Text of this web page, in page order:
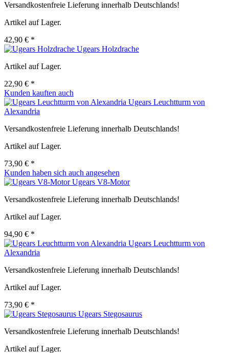
Versandkostenfreie Lieferung innerhalb Deutschlands!
Artikel auf Lager.
42,90 € *
Ugears Holzdrache
Artikel auf Lager.
22,90 € *
Kunden kauften auch
Ugears Leuchtturm von
Alexandria
Versandkostenfreie Lieferung innerhalb Deutschlands!
Artikel auf Lager.
73,90 € *
Kunden haben sich auch angesehen
Ugears V8-Motor
Versandkostenfreie Lieferung innerhalb Deutschlands!
Artikel auf Lager.
94,90 € *
Ugears Leuchtturm von
Alexandria
Versandkostenfreie Lieferung innerhalb Deutschlands!
Artikel auf Lager.
73,90 € *
Ugears Stegosaurus
Versandkostenfreie Lieferung innerhalb Deutschlands!
Artikel auf Lager.